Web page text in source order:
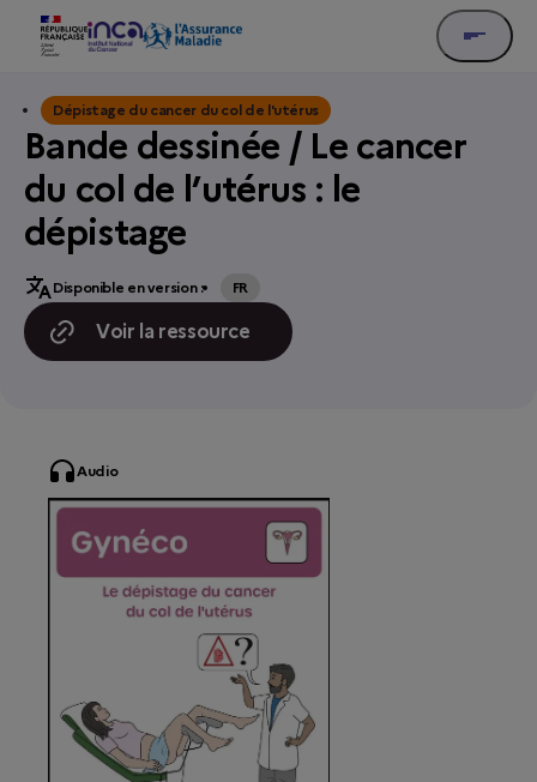
Dépistage du cancer du col de l'utérus
Bande dessinée / Le cancer
du col de l’utérus : le
dépistage
Voir la ressource
Disponible en version : FR
Audio